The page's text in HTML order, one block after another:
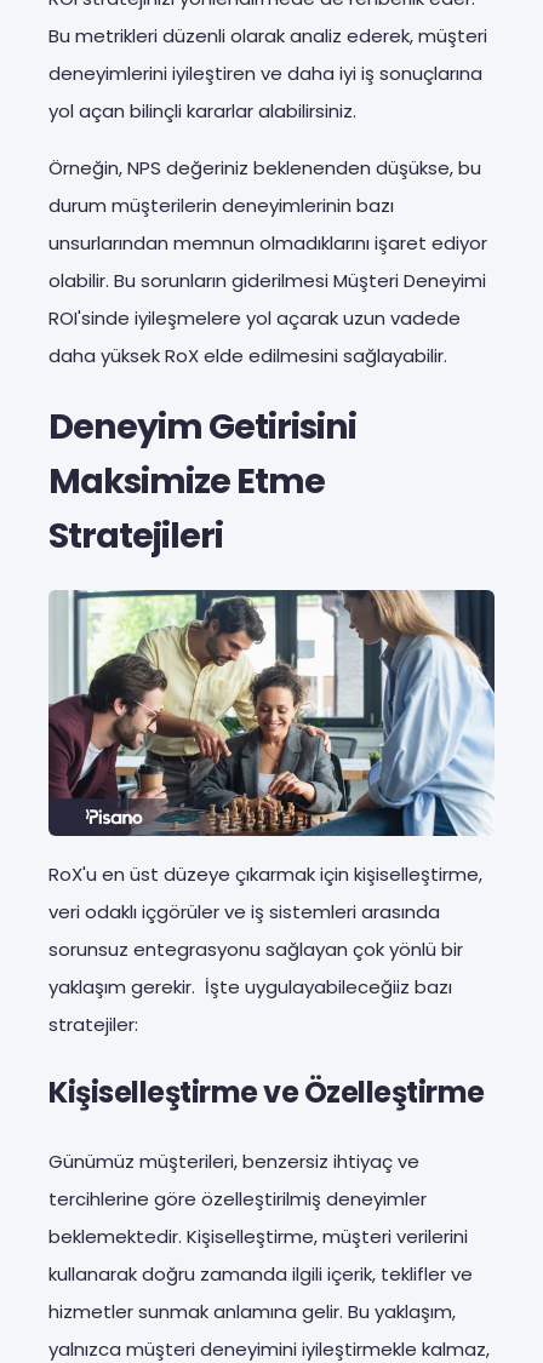
Bu metrikleri düzenli olarak analiz ederek, müşteri
deneyimlerini iyileştiren ve daha iyi iş sonuçlarına
yol açan bilinçli kararlar alabilirsiniz.
Örneğin, NPS değeriniz beklenenden düşükse, bu
durum müşterilerin deneyimlerinin bazı
unsurlarından memnun olmadıklarını işaret ediyor
olabilir. Bu sorunların giderilmesi Müşteri Deneyimi
ROI'sinde iyileşmelere yol açarak uzun vadede
daha yüksek RoX elde edilmesini sağlayabilir.
Deneyim Getirisini
Maksimize Etme
Stratejileri
RoX'u en üst düzeye çıkarmak için kişiselleştirme,
veri odaklı içgörüler ve iş sistemleri arasında
sorunsuz entegrasyonu sağlayan çok yönlü bir
yaklaşım gerekir. İşte uygulayabileceğiiz bazı
stratejiler:
Kişiselleştirme ve Özelleştirme
Günümüz müşterileri, benzersiz ihtiyaç ve
tercihlerine göre özelleştirilmiş deneyimler
beklemektedir. Kişiselleştirme, müşteri verilerini
kullanarak doğru zamanda ilgili içerik, teklifler ve
hizmetler sunmak anlamına gelir. Bu yaklaşım,
yalnızca müşteri deneyimini iyileştirmekle kalmaz,